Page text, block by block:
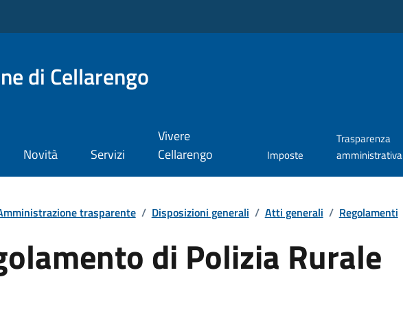
di Cellarengo
Novità Servizi
Vivere
Cellarengo
Imposte
Trasparenza
amministrativa
trasparente / Disposizioni generali / Atti generali / Regolamenti
di Polizia Rurale